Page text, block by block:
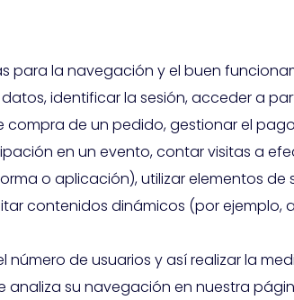
para la navegación y el buen
identificar la sesión, acceder a
de un pedido, gestionar el
en un evento, contar visitas a
o aplicación), utilizar elementos
contenidos dinámicos (por
número de usuarios y así realizar la
analiza su navegación en nuestra